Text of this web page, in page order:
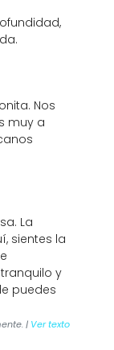
Nos
muy a
La
sientes la
y
puedes
| Ver texto